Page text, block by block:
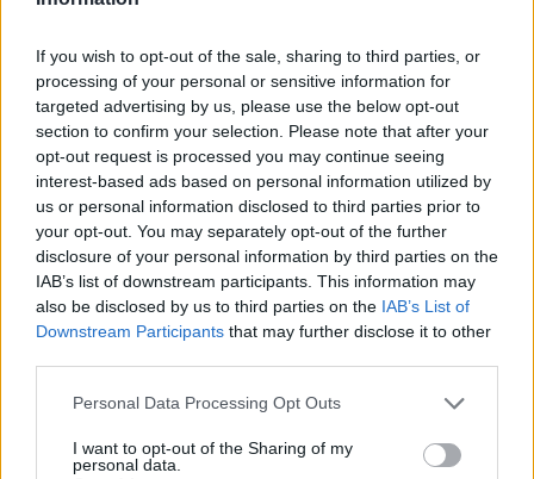
If you wish to opt-out of the sale, sharing to third parties, or
processing of your personal or sensitive information for
targeted advertising by us, please use the below opt-out
section to confirm your selection. Please note that after your
opt-out request is processed you may continue seeing
interest-based ads based on personal information utilized by
us or personal information disclosed to third parties prior to
your opt-out. You may separately opt-out of the further
disclosure of your personal information by third parties on the
IAB’s list of downstream participants. This information may
also be disclosed by us to third parties on the IAB’s List of
Downstream Participants that may further disclose it to other
Personal Data Processing Opt Outs
I want to opt-out of the Sharing of my
personal data.
1 2
Medicinale con in maggior numero di esperienze
Mirena (183)
Contraccezione - altro
Paroxetina (164)
Depressione - antidepressivi SSRI
Sertralina (154)
Brintellix (142)
Depressione - antidepressivi SSRI
Champix (141)